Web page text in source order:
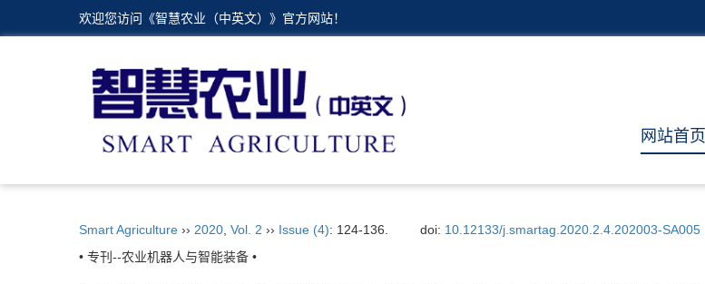
欢迎您访问《智慧农业（中英文）》官方网站！
网站首页
Smart Agriculture ›› 2020 Vol. 2 ›› Issue (4): 124-136. doi: 10.12133/j.smartag.2020.2.4.202003-SA005
• 专刊--农业机器人与智能装备 •